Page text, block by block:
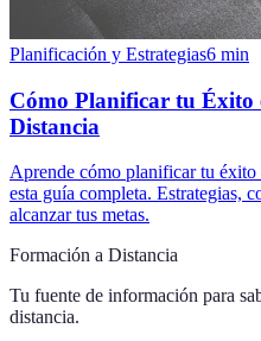
Planificación y Estrategias6 min
Cómo Planificar tu Éxito
Distancia
Aprende cómo planificar tu
esta guía completa. Estrategias,
alcanzar tus metas.
Formación a Distancia
Tu fuente de información para
distancia.